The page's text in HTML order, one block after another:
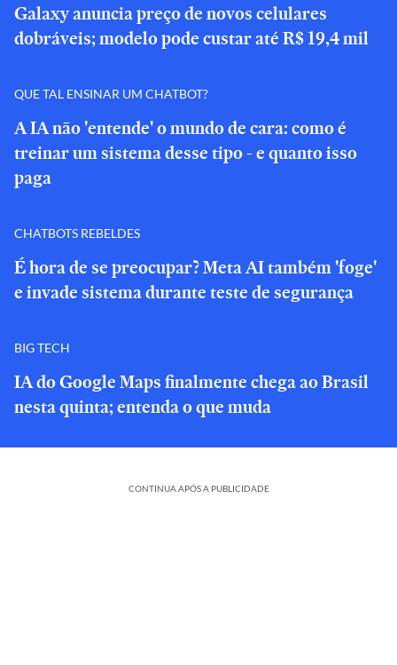
Galaxy anuncia preço de novos celulares
dobráveis; modelo pode custar até R$ 19,4 mil
QUE TAL ENSINAR UM CHATBOT?
A IA não 'entende' o mundo de cara: como é
treinar um sistema desse tipo - e quanto isso
paga
CHATBOTS REBELDES
É hora de se preocupar? Meta AI também 'foge'
e invade sistema durante teste de segurança
BIG TECH
IA do Google Maps finalmente chega ao Brasil
nesta quinta; entenda o que muda
CONTINUA APÓS A PUBLICIDADE